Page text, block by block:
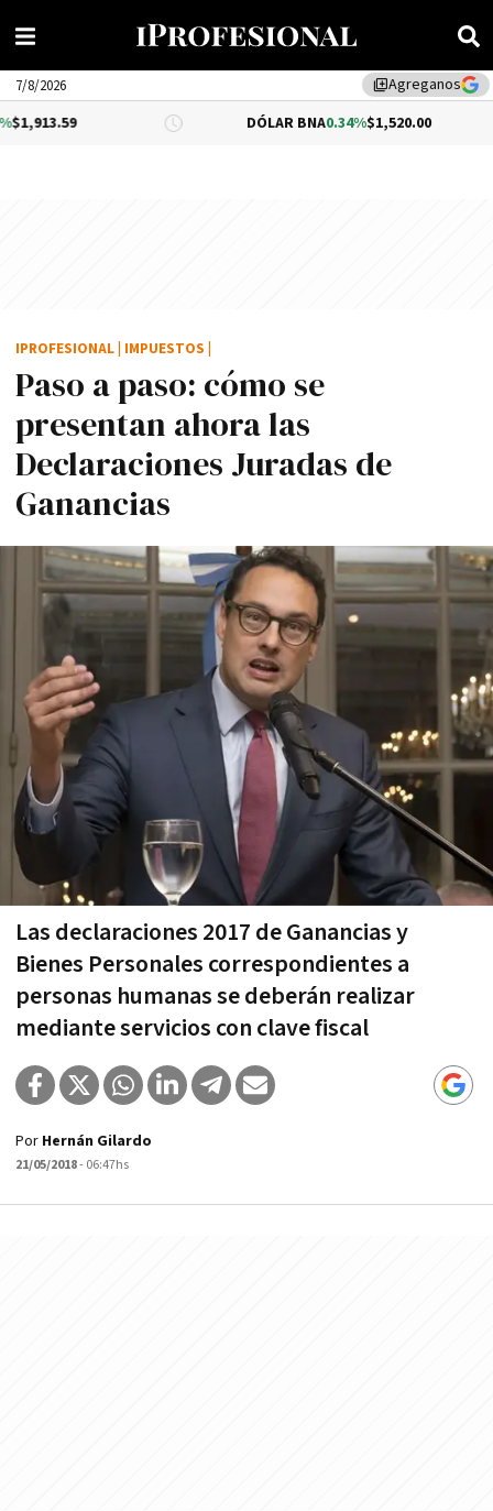
library_addAgreganos
7/8/2026
DÓLAR BNA 0.34%$1,520.00
Paso a paso: cómo se
presentan ahora las
Declaraciones Juradas de
Ganancias
Las declaraciones 2017 de Ganancias y
Bienes Personales correspondientes a
personas humanas se deberán realizar
mediante servicios con clave fiscal
IPROFESIONAL IMPUESTOS
Por Hernán Gilardo
21/05/2018- 06:47hs